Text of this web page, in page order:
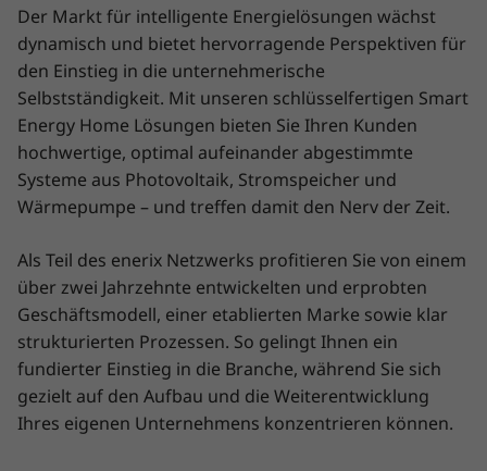
Der Markt für intelligente Energielösungen wächst
dynamisch und bietet hervorragende Perspektiven für
den Einstieg in die unternehmerische
Selbstständigkeit. Mit unseren schlüsselfertigen Smart
Energy Home Lösungen bieten Sie Ihren Kunden
hochwertige, optimal aufeinander abgestimmte
Systeme aus Photovoltaik, Stromspeicher und
Wärmepumpe – und treffen damit den Nerv der Zeit.
Als Teil des enerix Netzwerks profitieren Sie von einem
über zwei Jahrzehnte entwickelten und erprobten
Geschäftsmodell, einer etablierten Marke sowie klar
strukturierten Prozessen. So gelingt Ihnen ein
fundierter Einstieg in die Branche, während Sie sich
gezielt auf den Aufbau und die Weiterentwicklung
Ihres eigenen Unternehmens konzentrieren können.